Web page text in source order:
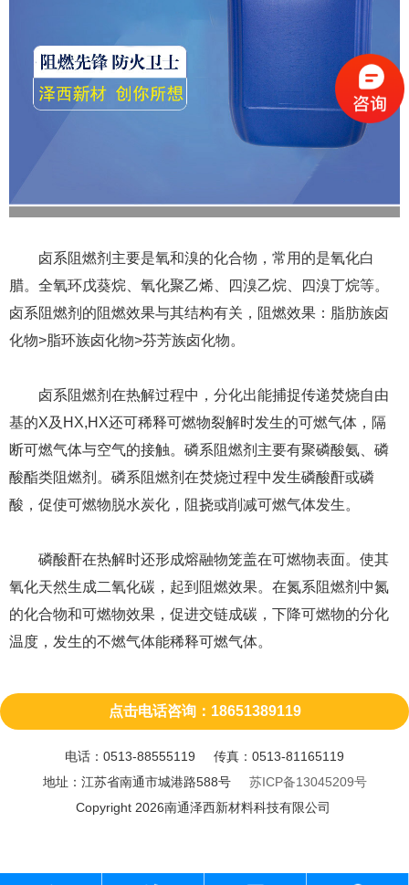
卤系阻燃剂主要是氧和溴的化合物，常用的是氧化白
腊。全氧环戊葵烷、氧化聚乙烯、四溴乙烷、四溴丁烷等。
卤系阻燃剂的阻燃效果与其结构有关，阻燃效果：脂肪族卤
化物>脂环族卤化物>芬芳族卤化物。
卤系阻燃剂在热解过程中，分化出能捕捉传递焚烧自由
基的X及HX,HX还可稀释可燃物裂解时发生的可燃气体，隔
断可燃气体与空气的接触。磷系阻燃剂主要有聚磷酸氨、磷
酸酯类阻燃剂。磷系阻燃剂在焚烧过程中发生磷酸酐或磷
酸，促使可燃物脱水炭化，阻挠或削减可燃气体发生。
磷酸酐在热解时还形成熔融物笼盖在可燃物表面。使其
氧化天然生成二氧化碳，起到阻燃效果。在氮系阻燃剂中氮
的化合物和可燃物效果，促进交链成碳，下降可燃物的分化
温度，发生的不燃气体能稀释可燃气体。
点击电话咨询：18651389119
电话：0513-88555119 传真：0513-81165119
地址：江苏省南通市城港路588号 苏ICP备13045209号
Copyright 2026南通泽西新材料科技有限公司